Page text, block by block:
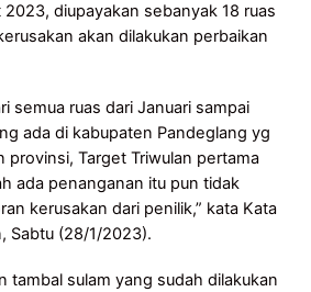
diupayakan sebanyak 18 ruas
akan dilakukan perbaikan
semua ruas dari Januari sampai
ada di kabupaten Pandeglang yg
provinsi, Target Triwulan pertama
ada penanganan itu pun tidak
kerusakan dari penilik,” kata Kata
Sabtu (28/1/2023).
tambal sulam yang sudah dilakukan